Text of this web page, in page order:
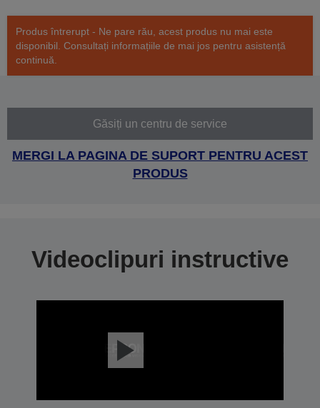
Produs întrerupt - Ne pare rău, acest produs nu mai este
disponibil. Consultați informațiile de mai jos pentru asistență
continuă.
Găsiți un centru de service
MERGI LA PAGINA DE SUPORT PENTRU ACEST
PRODUS
Videoclipuri instructive